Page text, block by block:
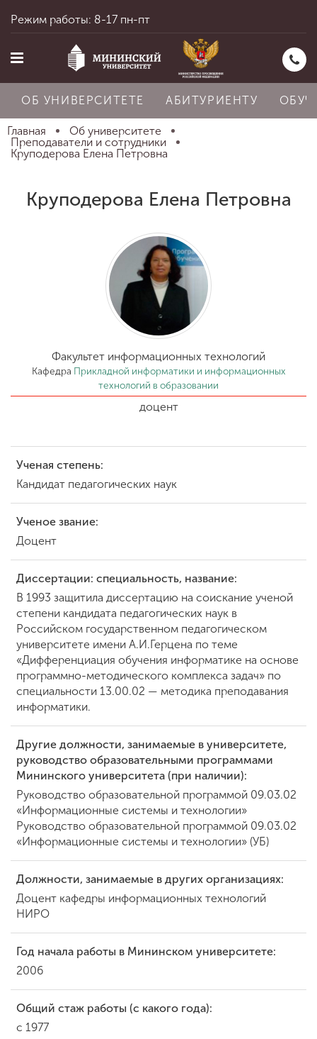
Абитуриенту
Обучение
Наука
Другие виды
Студенческая жизнь
Сведения об
образовательной
организации
ENG SPN CHI
Приемная
комиссия
+7 (831) 262-26-20
Режим работы: 8-17 пн-пт
ОБ УНИВЕРСИТЕТЕ АБИТУРИЕНТУ
Главная
Об университете
Преподаватели и сотрудники
Круподерова Елена Петровна
Круподерова Елена Петровна
Факультет информационных технологий
Кафедра Прикладной информатики и информационных
технологий в образовании
доцент
Ученая степень:
Кандидат педагогических наук
Ученое звание:
Доцент
Диссертации: специальность, название:
В 1993 защитила диссертацию на соискание ученой
степени кандидата педагогических наук в
Российском государственном педагогическом
университете имени А.И.Герцена по теме
«Дифференциация обучения информатике на основе
программно-методического комплекса задач» по
специальности 13.00.02 — методика преподавания
информатики.
Другие должности, занимаемые в университете,
руководство образовательными программами
Мининского университета (при наличии):
Руководство образовательной программой 09.03.02
«Информационные системы и технологии»
Руководство образовательной программой 09.03.02
«Информационные системы и технологии» (УБ)
Должности, занимаемые в других организациях:
Доцент кафедры информационных технологий
НИРО
Год начала работы в Мининском университете:
2006
Общий стаж работы (с какого года):
с 1977